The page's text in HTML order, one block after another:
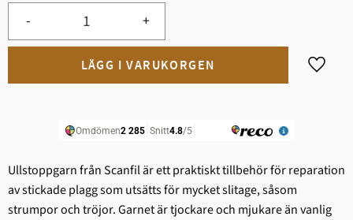
+
-
Lägg
Ullstoppgarn från Scanfil är ett praktiskt tillbehör för reparation
av stickade plagg som utsätts för mycket slitage, såsom
strumpor och tröjor. Garnet är tjockare och mjukare än vanlig